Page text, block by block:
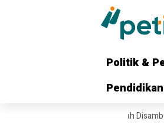
Politik &
Pendidikan
Politik &
Pendidikan
Pasar Murah Disambut